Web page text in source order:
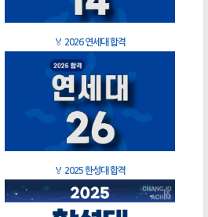
🏅 2026 연세대 합격
🏅 2025 한성대 합격